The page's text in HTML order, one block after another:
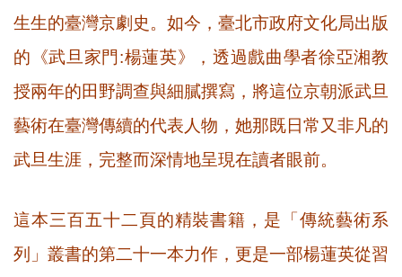
生生的臺灣京劇史。如今，臺北市政府文化局出版
的《武旦家門:楊蓮英》，透過戲曲學者徐亞湘教
授兩年的田野調查與細膩撰寫，將這位京朝派武旦
藝術在臺灣傳續的代表人物，她那既日常又非凡的
武旦生涯，完整而深情地呈現在讀者眼前。
這本三百五十二頁的精裝書籍，是「傳統藝術系
列」叢書的第二十一本力作，更是一部楊蓮英從習